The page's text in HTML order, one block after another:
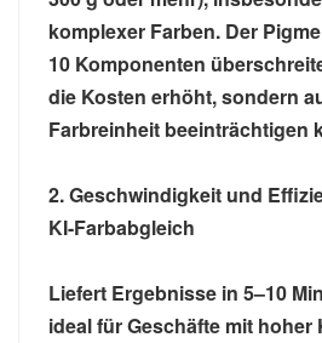
komplexer Farben. Der
10 Komponenten
die Kosten erhöht, sondern
Farbreinheit beeinträchtigen
2. Geschwindigkeit und
KI-Farbabgleich
Liefert Ergebnisse in 5–10
ideal für Geschäfte mit